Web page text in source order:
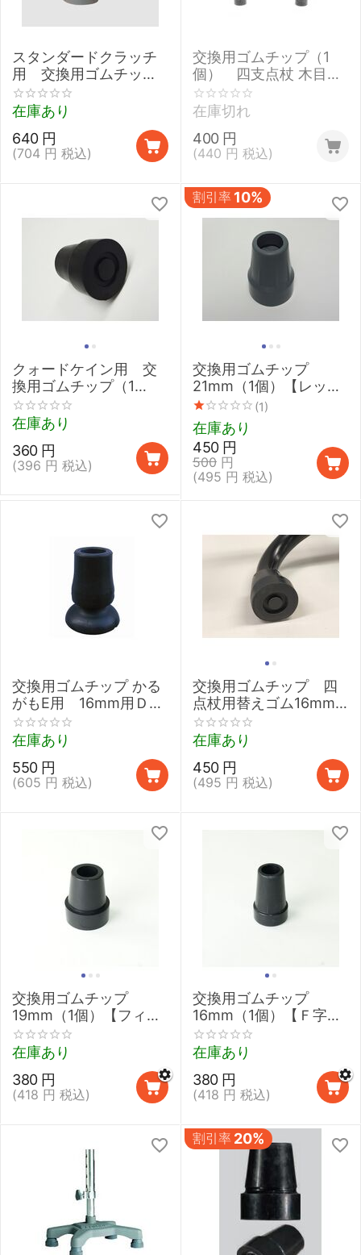
スタンダードクラッチ
用 交換用ゴムチップ
22mm
在庫あり
640 円
(704 円 税込)
交換用ゴムチップ（1
個） 四支点杖 木目調
用 黒15mm
在庫切れ
400 円
(440 円 税込)
クォードケイン用 交
換用ゴムチップ（1
個） 黒15mm
在庫あり
360 円
(396 円 税込)
割引率 10%
交換用ゴムチップ
21mm（1個）【レッド
ドットクラッチ／アル
ミ松葉杖】
(1)
在庫あり
500 円
450 円
(495 円 税込)
交換用ゴムチップ かる
がもE用 16mm用ＤＸ
ブラック【フジホー
ム】
在庫あり
550 円
(605 円 税込)
交換用ゴムチップ 四
点杖用替えゴム16mm
ブラック（2個入り）
【フジホーム】
在庫あり
450 円
(495 円 税込)
交換用ゴムチップ
19mm（1個）【フィッ
トケイン,サイドケイン
3,Ｆ字型ステッキ調節
式A,ユニポイズケイ
ン】
在庫あり
380 円
(418 円 税込)
交換用ゴムチップ
16mm（1個）【Ｆ字型
ステッキ調節式
（16mm）,折りたたみ
杖調節式,折りたたみミ
ニステッキ調節式,木製
杖用先ゴム】
在庫あり
380 円
(418 円 税込)
割引率 20%